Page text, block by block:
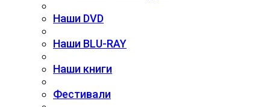
Наши DVD
Наши BLU-RAY
Наши книги
Фестивали